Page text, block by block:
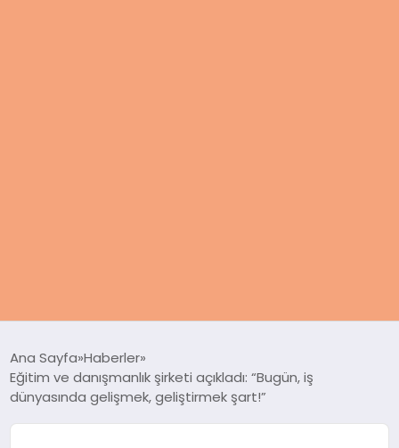
KADIN
Ana Sayfa Haberler
Eğitim ve danışmanlık şirketi açıkladı: “Bugün, iş
dünyasında gelişmek, geliştirmek şart!”